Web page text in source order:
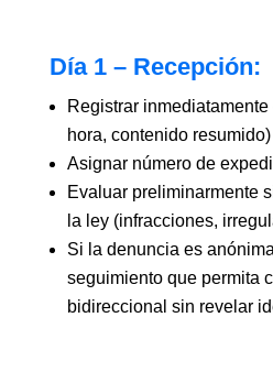
Día 1 – Recepción:
Registrar
hora, contenido resumido)
Asignar número de
Evaluar preliminarmente
la ley (infracciones,
Si la denuncia es
seguimiento que permita
bidireccional sin revelar